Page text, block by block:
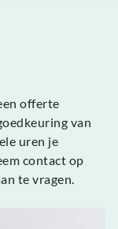
offerte
van
uren je
contact op
te vragen.